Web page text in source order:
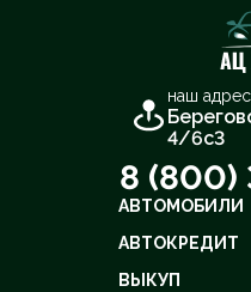
наш
4/6с3
8 (800)
АВТОМОБИЛИ
АВТОКРЕДИТ
ВЫКУП